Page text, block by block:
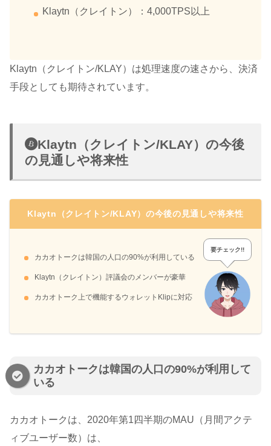
Klaytn（クレイトン）：4,000TPS以上
Klaytn（クレイトン/KLAY）は処理速度の速さから、決済
手段としても期待されています。
Klaytn（クレイトン/KLAY）の今後
の見通しや将来性
Klaytn（クレイトン/KLAY）の今後の見通しや将来性
カカオトークは韓国の人口の90%が利用している
Klaytn（クレイトン）評議会のメンバーが豪華
カカオトーク上で機能するウォレットKlipに対応
要チェック!!
カカオトークは韓国の人口の90%が利用して
いる
カカオトークは、2020年第1四半期のMAU（月間アクテ
ィブユーザー数）は、